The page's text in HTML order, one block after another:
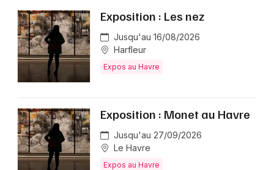
Exposition : Les nez
Jusqu'au 16/08/2026
Harfleur
Expos au Havre
Exposition : Monet au Havre
Jusqu'au 27/09/2026
Le Havre
Expos au Havre